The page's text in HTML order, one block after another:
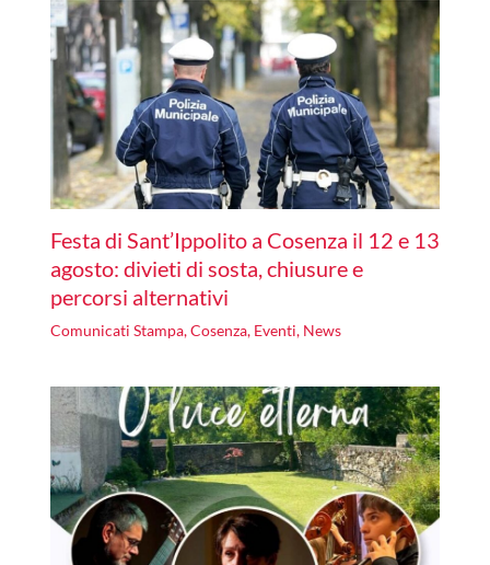
Festa di Sant’Ippolito a Cosenza il 12 e 13
agosto: divieti di sosta, chiusure e
percorsi alternativi
Comunicati Stampa,Cosenza, Eventi, News